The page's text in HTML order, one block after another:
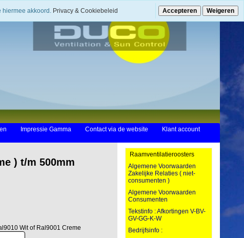
Impressie Gamma Contact via de website
Klant account
) t/m 500mm
Wit of Ral9001 Creme
Raamventilatieroosters
Algemene Voorwaarden
Zakelijke Relaties ( niet-
consumenten )
Algemene Voorwaarden
Consumenten
Tekstinfo : Afkortingen V-BV-
GV-GG-K-W
Bedrijfsinfo :
hiermee akkoord. Privacy & Cookiebeleid Accepteren Weigeren